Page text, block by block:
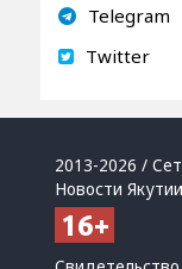
Telegram
Twitter
2013-2026 /
Новости